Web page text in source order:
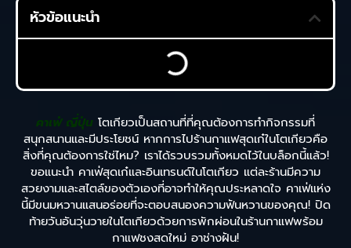
หัวข้อแนะนำ
คาเฟ่ ญี่ปุ่น โตเกียวเป็นสถานที่ที่คุณต้องการทำกิจกรรมที่
สนุกสนานและมีประโยชน์ หากการไปร้านกาแฟสุดเก๋ในโตเกียวคือ
สิ่งที่คุณต้องการใช่ไหม? เราได้รวบรวมทั้งหมดไว้ในบล็อกนี้แล้ว!
ขอแนะนำ คาเฟ่สุดเก๋และอินเทรนด์ในโตเกียว แต่ละร้านมีความ
สวยงามและสไตล์ของตัวเองที่อาจทำให้คุณประหลาดใจ คาเฟ่แห่ง
นี้มีขนมหวานแสนอร่อยที่จะตอบสนองความฟันหวานของคุณ! ปิด
ท้ายวันอันวุ่นวายในโตเกียวด้วยการพักผ่อนในร้านกาแฟพร้อม
กาแฟชงสดใหม่ อาช่างฝัน!